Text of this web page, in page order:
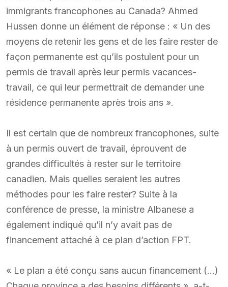
immigrants francophones au Canada? Ahmed
Hussen donne un élément de réponse : « Un des
moyens de retenir les gens et de les faire rester de
façon permanente est qu’ils postulent pour un
permis de travail après leur permis vacances-
travail, ce qui leur permettrait de demander une
résidence permanente après trois ans ».
Il est certain que de nombreux francophones, suite
à un permis ouvert de travail, éprouvent de
grandes difficultés à rester sur le territoire
canadien. Mais quelles seraient les autres
méthodes pour les faire rester? Suite à la
conférence de presse, la ministre Albanese a
également indiqué qu’il n’y avait pas de
financement attaché à ce plan d’action FPT.
« Le plan a été conçu sans aucun financement (…)